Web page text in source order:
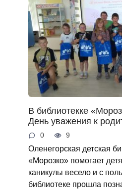
В библиотекке
День уважения к
0 9
Оленегорская детская
«Морозко» помогает
каникулы весело и с
библиотеке прошла